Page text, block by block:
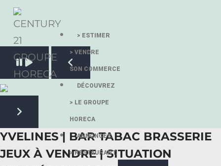
> ESTIMER
> VENDRE
SON COMMERCE
DÉCOUVREZ
> LE GROUPE
HORECA
ANNONCES.
> RESTAURANT.
Pause slide rotation
Resume slide rotation
Previous slide
Next slide
YVELINES | BAR TABAC BRASSERIE
JEUX À VENDRE | SITUATION